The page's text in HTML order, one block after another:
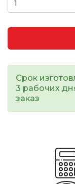
Срок
3 рабочих
заказ